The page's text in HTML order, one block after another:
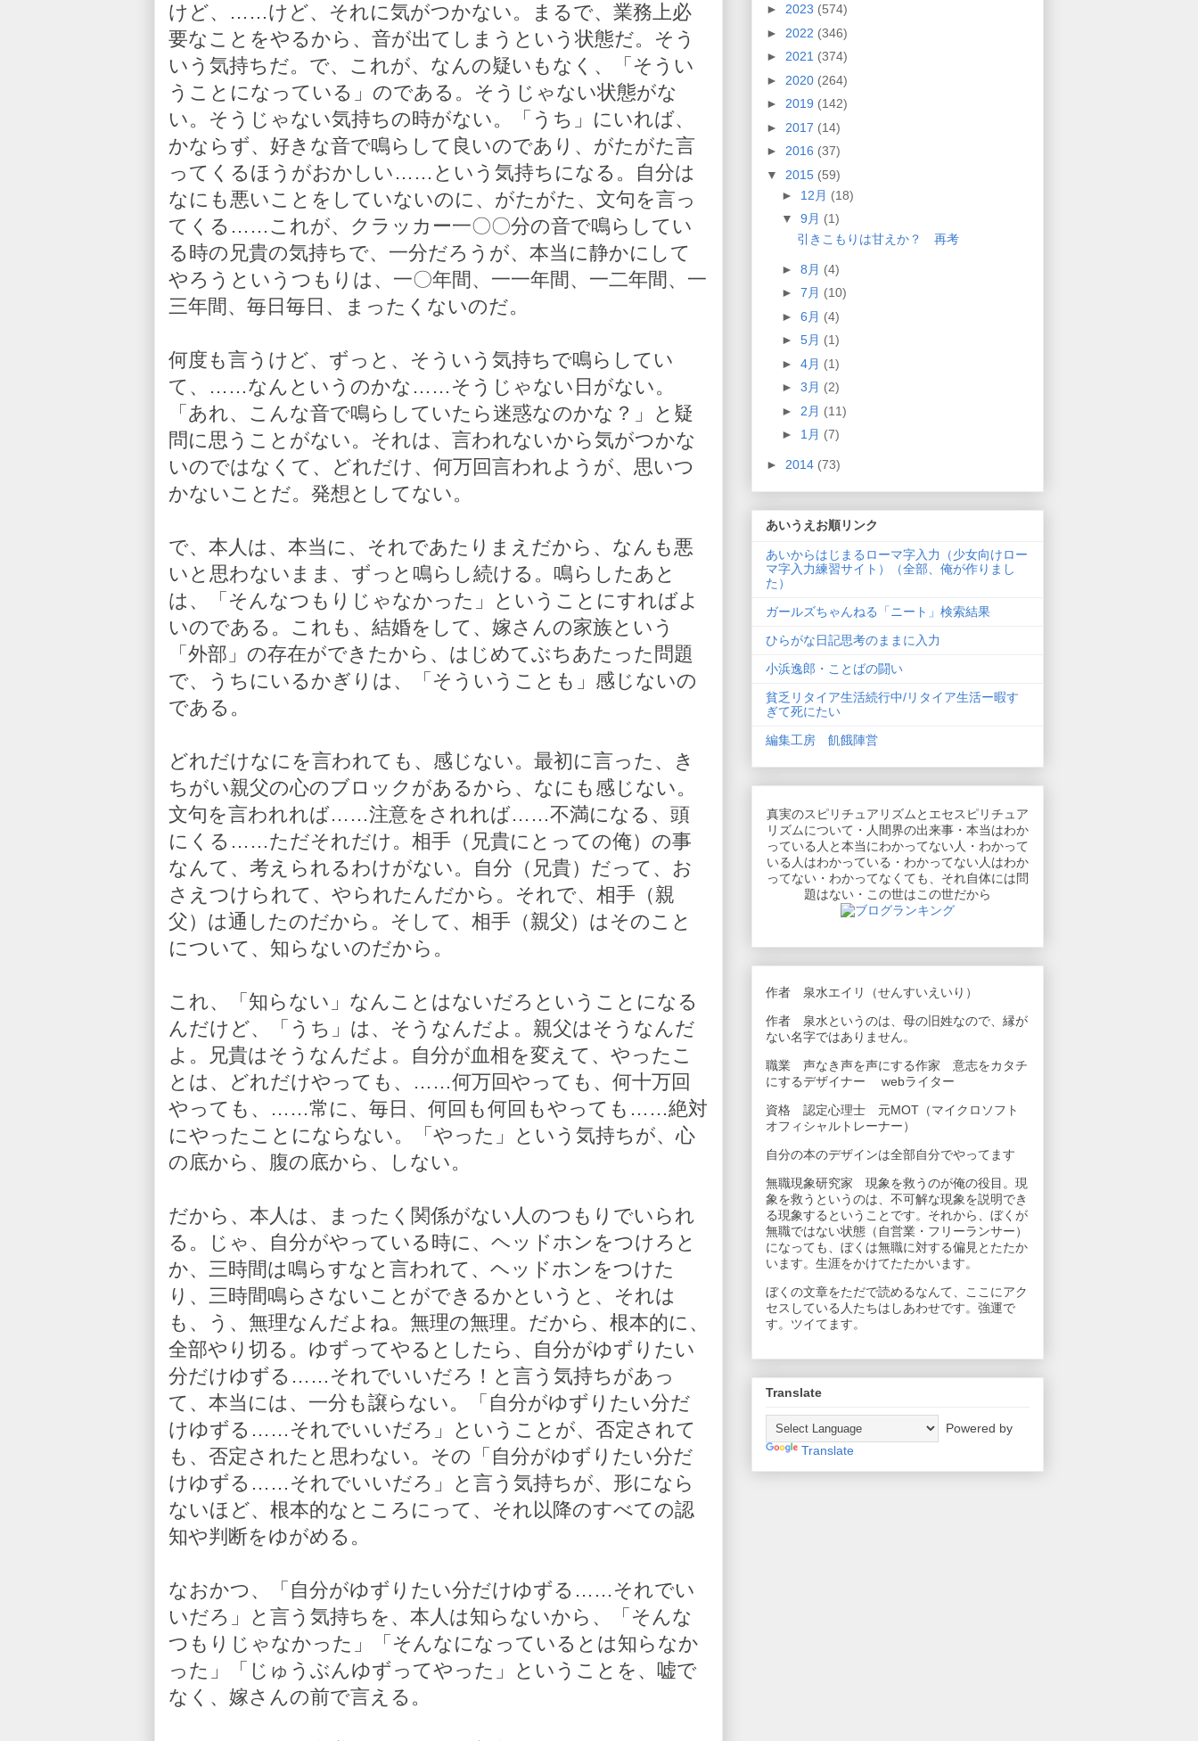
けど、……けど、それに気がつかない。まるで、業務上必
要なことをやるから、音が出てしまうという状態だ。そう
いう気持ちだ。で、これが、なんの疑いもなく、「そうい
うことになっている」のである。そうじゃない状態がな
い。そうじゃない気持ちの時がない。「うち」にいれば、
かならず、好きな音で鳴らして良いのであり、がたがた言
ってくるほうがおかしい……という気持ちになる。自分は
なにも悪いことをしていないのに、がたがた、文句を言っ
てくる……これが、クラッカー一〇〇分の音で鳴らしてい
る時の兄貴の気持ちで、一分だろうが、本当に静かにして
やろうというつもりは、一〇年間、一一年間、一二年間、一
三年間、毎日毎日、まったくないのだ。
何度も言うけど、ずっと、そういう気持ちで鳴らしてい
て、……なんというのかな……そうじゃない日がない。
「あれ、こんな音で鳴らしていたら迷惑なのかな？」と疑
問に思うことがない。それは、言われないから気がつかな
いのではなくて、どれだけ、何万回言われようが、思いつ
かないことだ。発想としてない。
で、本人は、本当に、それであたりまえだから、なんも悪
いと思わないまま、ずっと鳴らし続ける。鳴らしたあと
は、「そんなつもりじゃなかった」ということにすればよ
いのである。これも、結婚をして、嫁さんの家族という
「外部」の存在ができたから、はじめてぶちあたった問題
で、うちにいるかぎりは、「そういうことも」感じないの
である。
どれだけなにを言われても、感じない。最初に言った、き
ちがい親父の心のブロックがあるから、なにも感じない。
文句を言われれば……注意をされれば……不満になる、頭
にくる……ただそれだけ。相手（兄貴にとっての俺）の事
なんて、考えられるわけがない。自分（兄貴）だって、お
さえつけられて、やられたんだから。それで、相手（親
父）は通したのだから。そして、相手（親父）はそのこと
について、知らないのだから。
これ、「知らない」なんことはないだろということになる
んだけど、「うち」は、そうなんだよ。親父はそうなんだ
よ。兄貴はそうなんだよ。自分が血相を変えて、やったこ
とは、どれだけやっても、……何万回やっても、何十万回
やっても、……常に、毎日、何回も何回もやっても……絶対
にやったことにならない。「やった」という気持ちが、心
の底から、腹の底から、しない。
だから、本人は、まったく関係がない人のつもりでいられ
る。じゃ、自分がやっている時に、ヘッドホンをつけろと
か、三時間は鳴らすなと言われて、ヘッドホンをつけた
り、三時間鳴らさないことができるかというと、それは
も、う、無理なんだよね。無理の無理。だから、根本的に、
全部やり切る。ゆずってやるとしたら、自分がゆずりたい
分だけゆずる……それでいいだろ！と言う気持ちがあっ
て、本当には、一分も譲らない。「自分がゆずりたい分だ
けゆずる……それでいいだろ」ということが、否定されて
も、否定されたと思わない。その「自分がゆずりたい分だ
けゆずる……それでいいだろ」と言う気持ちが、形になら
ないほど、根本的なところにって、それ以降のすべての認
知や判断をゆがめる。
なおかつ、「自分がゆずりたい分だけゆずる……それでい
いだろ」と言う気持ちを、本人は知らないから、「そんな
つもりじゃなかった」「そんなになっているとは知らなか
った」「じゅうぶんゆずってやった」ということを、嘘で
なく、嫁さんの前で言える。
► 2023 (574)
► 2022 (346)
► 2021 (374)
► 2020 (264)
► 2019 (142)
► 2017 (14)
► 2016 (37)
▼ 2015 (59)
► 12月 (18)
▼ 9月 (1)
引きこもりは甘えか？ 再考
► 8月 (4)
► 7月 (10)
► 6月 (4)
► 5月 (1)
► 4月 (1)
► 3月 (2)
► 2月 (11)
► 1月 (7)
► 2014 (73)
あいうえお順リンク
あいからはじまるローマ字入力（少女向けロー
マ字入力練習サイト）（全部、俺が作りまし
た）
ガールズちゃんねる「ニート」検索結果
ひらがな日記思考のままに入力
小浜逸郎・ことばの闘い
貧乏リタイア生活続行中/リタイア生活ー暇す
ぎて死にたい
編集工房 飢餓陣営
真実のスピリチュアリズムとエセスピリチュア
リズムについて・人間界の出来事・本当はわか
っている人と本当にわかってない人・わかって
いる人はわかっている・わかってない人はわか
ってない・わかってなくても、それ自体には問
題はない・この世はこの世だから
作者 泉水エイリ（せんすいえいり）
作者 泉水というのは、母の旧姓なので、縁が
ない名字ではありません。
職業 声なき声を声にする作家 意志をカタチ
にするデザイナー webライター
資格 認定心理士 元MOT（マイクロソフト
オフィシャルトレーナー）
自分の本のデザインは全部自分でやってます
無職現象研究家 現象を救うのが俺の役目。現
象を救うというのは、不可解な現象を説明でき
る現象するということです。それから、ぼくが
無職ではない状態（自営業・フリーランサー）
になっても、ぼくは無職に対する偏見とたたか
います。生涯をかけてたたかいます。
ぼくの文章をただで読めるなんて、ここにアク
セスしている人たちはしあわせです。強運で
す。ツイてます。
Translate
Powered by
Translate